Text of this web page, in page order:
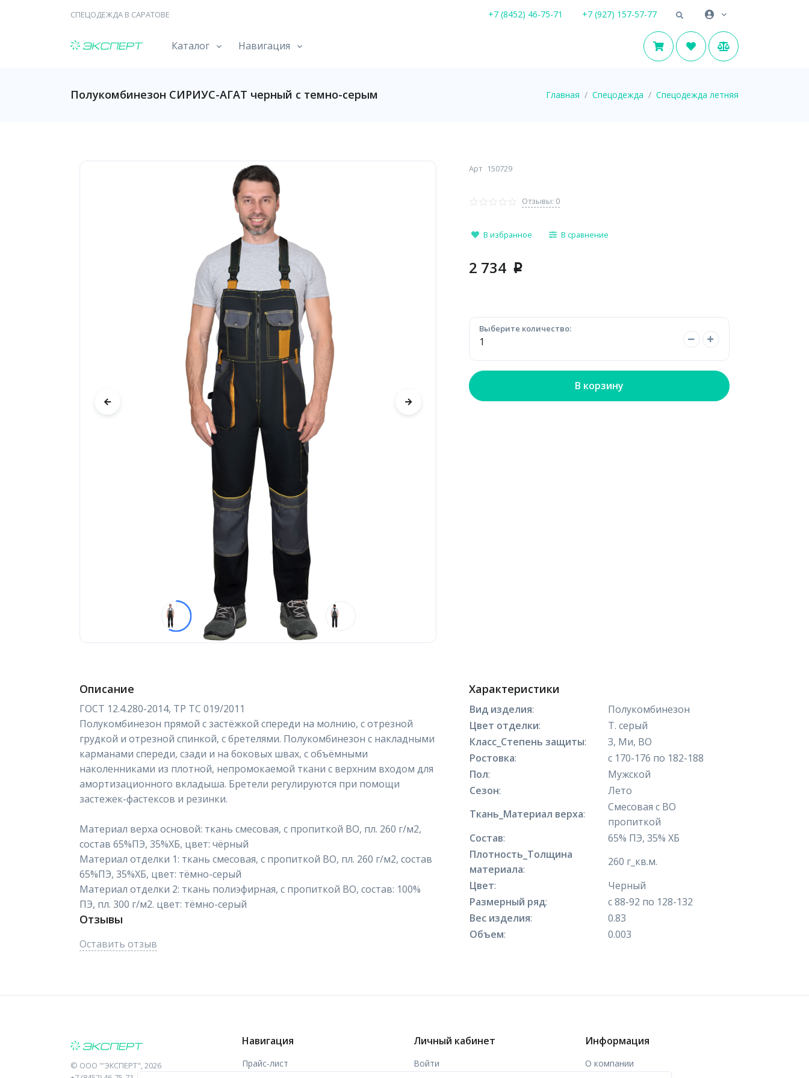
СПЕЦОДЕЖДА В САРАТОВЕ +7 (8452) 46-75-71 +7 (927) 157-57-77
Каталог Навигация
Полукомбинезон СИРИУС-АГАТ черный с темно-серым Главная Спецодежда Спецодежда летняя
Арт 150729
Отзывы: 0
В избранное В сравнение
2 734 p
Выберите количество:
В корзину
Описание
ГОСТ 12.4.280-2014, ТР ТС 019/2011
Полукомбинезон прямой с застёжкой спереди на молнию, с отрезной
грудкой и отрезной спинкой, с бретелями. Полукомбинезон с накладными
карманами спереди, сзади и на боковых швах, с объёмными
наколенниками из плотной, непромокаемой ткани с верхним входом для
амортизационного вкладыша. Бретели регулируются при помощи
застежек-фастексов и резинки.
Материал верха основой: ткань смесовая, с пропиткой ВО, пл. 260 г/м2,
состав 65%ПЭ, 35%ХБ, цвет: чёрный
Материал отделки 1: ткань смесовая, с пропиткой ВО, пл. 260 г/м2, состав
65%ПЭ, 35%ХБ, цвет: тёмно-серый
Материал отделки 2: ткань полиэфирная, с пропиткой ВО, состав: 100%
ПЭ, пл. 300 г/м2. цвет: тёмно-серый
Отзывы
Оставить отзыв
Характеристики
Вид изделия:
Полукомбинезон
Цвет отделки:
Т. серый
Класс_Степень защиты:
З, Ми, ВО
Ростовка:
с 170-176 по 182-188
Пол:
Мужской
Сезон:
Лето
Ткань_Материал верха:
Смесовая с ВО
пропиткой
Состав:
65% ПЭ, 35% ХБ
Плотность_Толщина
материала:
260 г_кв.м.
Цвет:
Черный
Размерный ряд:
с 88-92 по 128-132
Вес изделия:
0.83
Объем: 0.003
© ООО "'ЭКСПЕРТ", 2026
Навигация
Прайс-лист
Личный кабинет
Войти
Информация
О компании